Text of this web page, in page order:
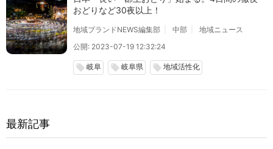
おどりなど30夜以上！
地域ブランドNEWS編集部 中部
地域ニュース
公開: 2023-07-19 12:32:24
local_offer 岐阜 local_offer 岐阜県 local_offer 地域活性化
最新記事